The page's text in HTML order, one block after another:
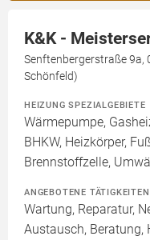
K&K -
Senftenbergerstraße 9a,
Schönfeld)
HEIZUNG SPEZIALGEBIETE
Wärmepumpe,
BHKW, Heizkörper,
Brennstoffzelle,
ANGEBOTENE TÄTIGKEITEN
Wartung, Reparatur,
Austausch, Beratung,